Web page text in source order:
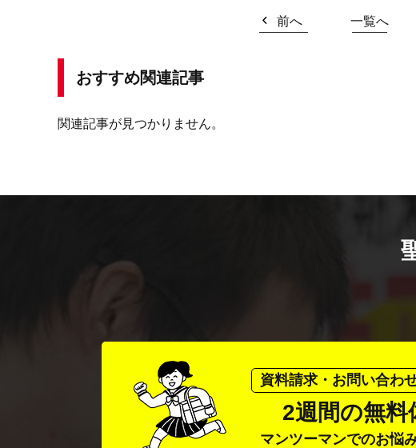
前へ 一覧へ
おすすめ関連記事
関連記事が見つかりません。
資料請求・お問い合わ
2週間の無料
マンツーマンでのお悩